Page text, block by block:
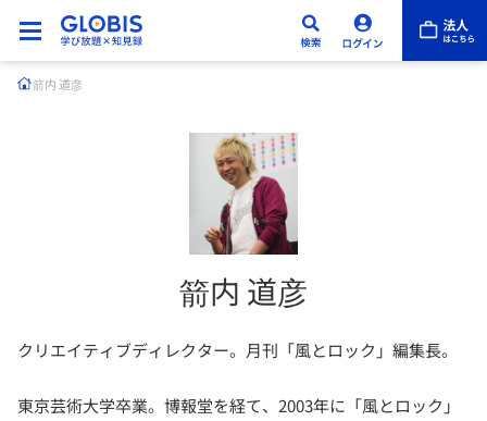
箭内 道彦
箭内 道彦
クリエイティブディレクター。月刊「風とロック」編集長。
東京芸術大学卒業。博報堂を経て、2003年に「風とロック」